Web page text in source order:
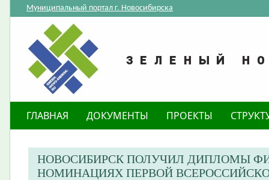
Муниципальный портал г. Новосибирска
ГЛАВНАЯ ДОКУМЕНТЫ ПРОЕКТЫ
НОВОСИБИРСК ПОЛУЧИЛ ДИПЛОМЫ
НОМИНАЦИЯХ ПЕРВОЙ